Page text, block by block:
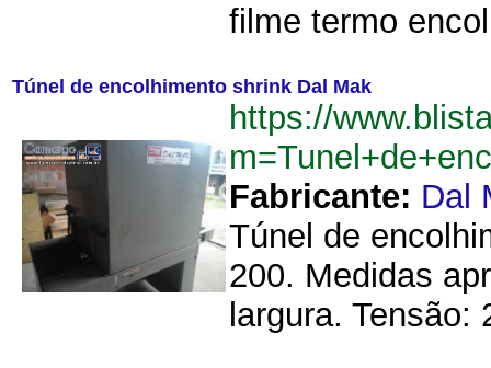
filme termo
Túnel de encolhimento shrink Dal Mak
https://
Fabricante: Dal
Túnel de
200. Medidas
largura.